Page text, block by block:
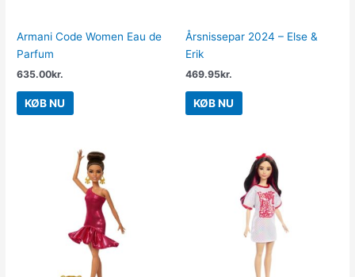
Armani Code Women Eau de
Parfum
635.00kr.
KØB NU
Årsnissepar 2024 – Else &
Erik
469.95kr.
KØB NU